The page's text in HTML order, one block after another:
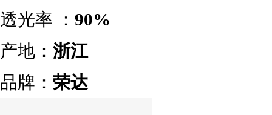
透光率 ： 90%
产地： 浙江
品牌： 荣达